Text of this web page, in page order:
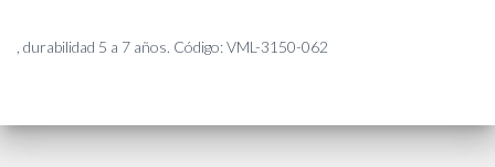
, durabilidad 5 a 7 años. Código: VML-3150-062